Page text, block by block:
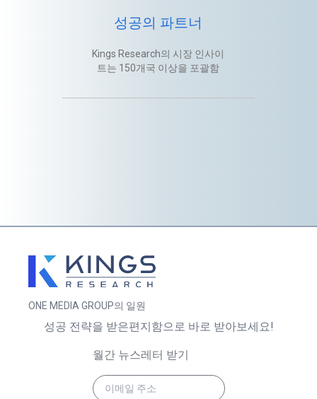
성공의 파트너
Kings Research의 시장 인사이
트는 150개국 이상을 포괄함
ONE MEDIA GROUP의 일원
성공 전략을 받은편지함으로 바로 받아보세요!
월간 뉴스레터 받기